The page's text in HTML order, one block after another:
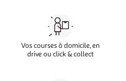
Vos courses à domicile, en
drive ou click & collect